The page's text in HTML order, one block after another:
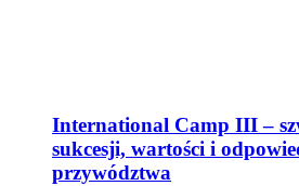
International Camp III –
sukcesji, wartości i
przywództwa